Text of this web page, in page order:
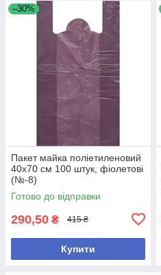
–30%
Пакет майка поліетиленовий
40х70 см 100 штук, фіолетові
(№-8)
Готово до відправки
290,50 ₴ 415 ₴
Купити